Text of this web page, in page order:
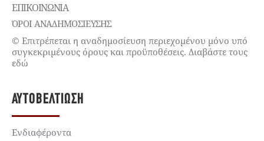
ΕΠΙΚΟΙΝΩΝΊΑ
ΌΡΟΙ ΑΝΑΔΗΜΟΣΙΕΥΣΗΣ
© Επιτρέπεται η αναδημοσίευση περιεχομένου μόνο υπό
συγκεκριμένους όρους και προϋποθέσεις. Διαβάστε τους
εδώ
ΑΥΤΟΒΕΛΤΊΩΣΗ
Ενδιαφέροντα